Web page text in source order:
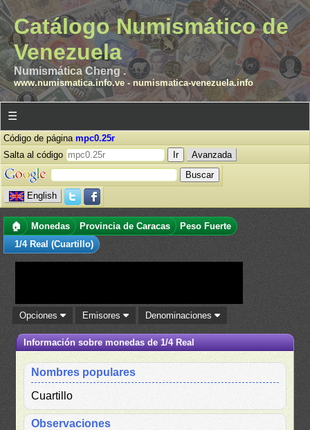
Catálogo Numismático de
Venezuela
Numismática Cheng .
www.numismatica.info.ve- numismatica-venezuela.info
☰
Código de página mpc0.25r
Salta al código
Avanzada
English
🏠 Monedas Provincia de Caracas
Peso Fuerte
1/4 Real (Cuartillo)
Opciones Emisores Denominaciones
Información sobre monedas de 1/4 Real
Nombres populares
Cuartillo
Observaciones